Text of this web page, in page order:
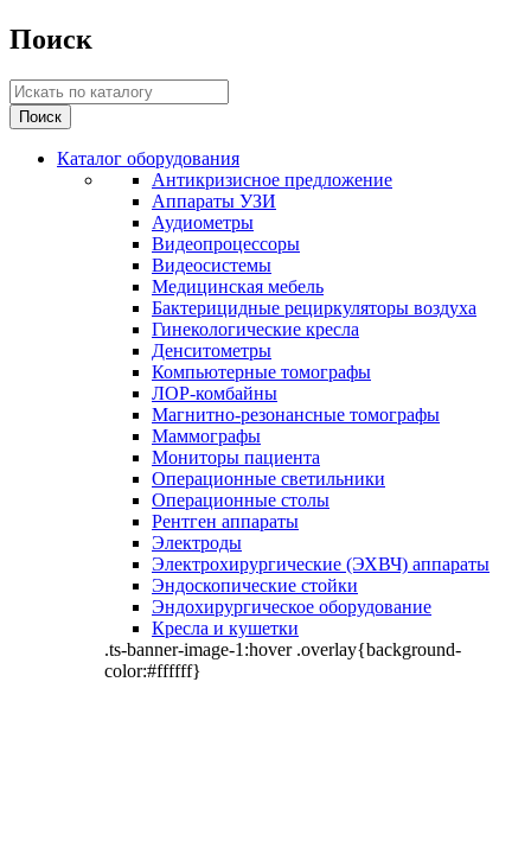
Поиск
Каталог оборудования
Антикризисное предложение
Аппараты УЗИ
Аудиометры
Видеопроцессоры
Видеосистемы
Медицинская мебель
Бактерицидные рециркуляторы воздуха
Гинекологические кресла
Денситометры
Компьютерные томографы
ЛОР-комбайны
Магнитно-резонансные томографы
Маммографы
Мониторы пациента
Операционные светильники
Операционные столы
Рентген аппараты
Электроды
Электрохирургические (ЭХВЧ) аппараты
Эндоскопические стойки
Эндохирургическое оборудование
Кресла и кушетки
.ts-banner-image-1:hover .overlay{background-
color:#ffffff}